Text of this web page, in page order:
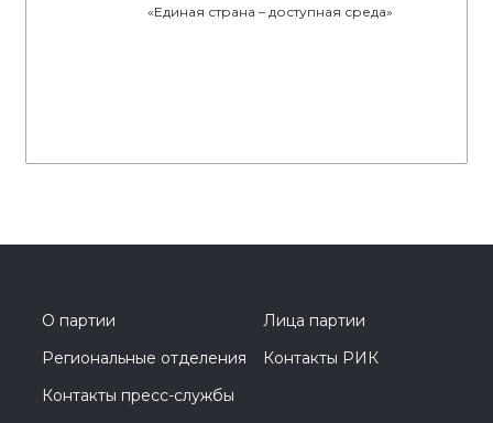
«Единая страна – доступная среда»
О партии
Лица партии
Региональные отделения
Контакты РИК
Контакты пресс-службы